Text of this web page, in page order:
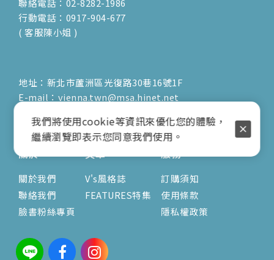
聯絡電話：02-8282-1986
行動電話：0917-904-677
( 客服陳小姐 )
地址：新北市蘆洲區光復路30巷16號1F
E-mail：vienna.twn@msa.hinet.net
( 公休日詳見臉書粉專置頂文 )
關於
關於我們
聯絡我們
臉書粉絲專頁
文章
V's風格誌
FEATURES特集
服務
訂購須知
使用條款
隱私權政策
我們將使用cookie等資訊來優化您的體驗，
繼續瀏覽即表示您同意我們使用。